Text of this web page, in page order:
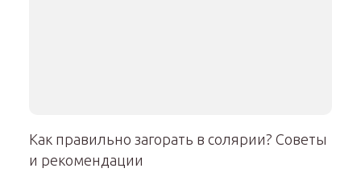
Как правильно загорать в солярии? Советы
и рекомендации